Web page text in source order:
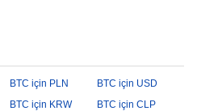
BTC için PLN
BTC için USD
BTC için KRW BTC için CLP